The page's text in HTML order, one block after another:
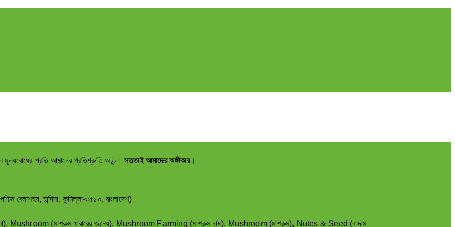
মূল্যবোধের প্রতি আমাদের প্রতিশ্রুতি অটুট।সততাই আমাদের অঙ্গীকার।
চান্দিনা, কুমিল্লা-৩৫১০, বাংলাদেশ)
, Mushroom (মাশরুম খাবারের জন্যে), Mushroom Farming (মাশরুম চাষ), Mushroom (মাশরুম), Nutes & Seed (বাদাম